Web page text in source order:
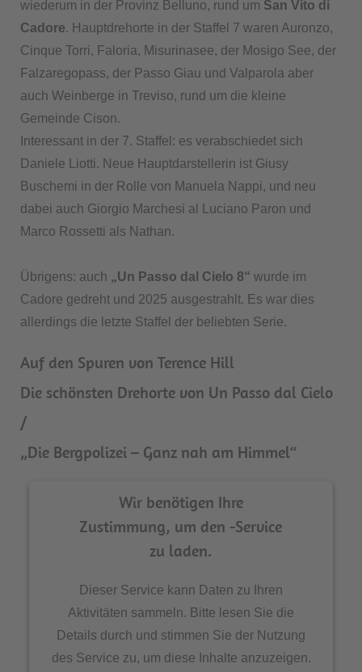
wiederum in der Provinz Belluno, rund um San Vito di
Cadore. Hauptdrehorte in der Staffel 7 waren Auronzo,
Cinque Torri, Faloria, Misurinasee, der Mosigo See, der
Falzaregopass, der Passo Giau und Valparola aber
auch Weinberge in Treviso, rund um die kleine
Gemeinde Cison.
Interessant in der 7. Staffel: es verabschiedet sich
Daniele Liotti. Neue Hauptdarstellerin ist Giusy
Buschemi in der Rolle von Manuela Nappi, und neu
dabei auch Giorgio Marchesi al Luciano Paron und
Marco Rossetti als Nathan.
Übrigens: auch „Un Passo dal Cielo 8“ wurde im
Cadore gedreht und 2025 ausgestrahlt. Es war dies
allerdings die letzte Staffel der beliebten Serie.
Auf den Spuren von Terence Hill
Die schönsten Drehorte von Un Passo dal Cielo
/
„Die Bergpolizei – Ganz nah am Himmel“
Wir benötigen Ihre
Zustimmung, um den -Service
zu laden.
Dieser Service kann Daten zu Ihren
Aktivitäten sammeln. Bitte lesen Sie die
Details durch und stimmen Sie der Nutzung
des Service zu, um diese Inhalte anzuzeigen.